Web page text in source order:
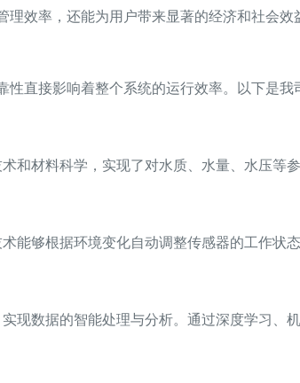
效率，还能为用户带来显著的经济和社会效
直接影响着整个系统的运行效率。以下是
和材料科学，实现了对水质、水量、水压
能够根据环境变化自动调整传感器的工作
现数据的智能处理与分析。通过深度学习